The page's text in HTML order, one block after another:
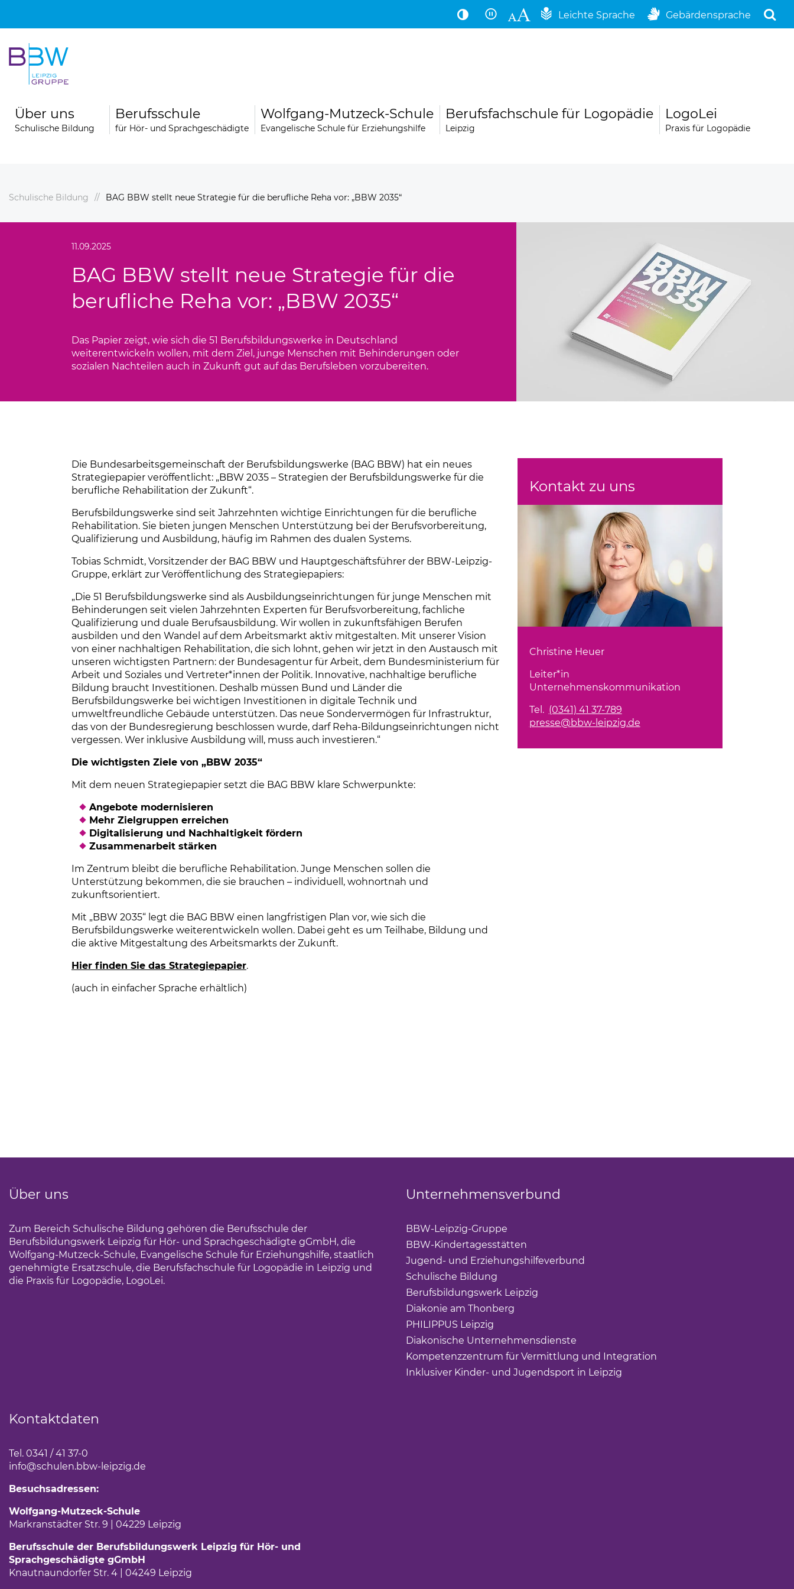
Leichte Sprache Gebärdensprache
Über uns
Schulische Bildung
Berufsschule
für Hör- und Sprachgeschädigte
Wolfgang-Mutzeck-Schule
Evangelische Schule für Erziehungshilfe
Berufsfachschule für Logopädie
Leipzig
Berufsfachschule für Logopädie
Infomaterial
Bewerbung
LogoLei
Praxis für Logopädie
LogoLei
Links
Schulische Bildung BAG BBW stellt neue Strategie für die berufliche Reha vor: „BBW 2035“
11.09.2025
BAG BBW stellt neue Strategie für die
berufliche Reha vor: „BBW 2035“
Das Papier zeigt, wie sich die 51 Berufsbildungswerke in Deutschland
weiterentwickeln wollen, mit dem Ziel, junge Menschen mit Behinderungen oder
sozialen Nachteilen auch in Zukunft gut auf das Berufsleben vorzubereiten.
Die Bundesarbeitsgemeinschaft der Berufsbildungswerke (BAG BBW) hat ein neues
Strategiepapier veröffentlicht: „BBW 2035 – Strategien der Berufsbildungswerke für die
berufliche Rehabilitation der Zukunft“.
Berufsbildungswerke sind seit Jahrzehnten wichtige Einrichtungen für die berufliche
Rehabilitation. Sie bieten jungen Menschen Unterstützung bei der Berufsvorbereitung,
Qualifizierung und Ausbildung, häufig im Rahmen des dualen Systems.
Tobias Schmidt, Vorsitzender der BAG BBW und Hauptgeschäftsführer der BBW-Leipzig-
Gruppe, erklärt zur Veröffentlichung des Strategiepapiers:
„Die 51 Berufsbildungswerke sind als Ausbildungseinrichtungen für junge Menschen mit
Behinderungen seit vielen Jahrzehnten Experten für Berufsvorbereitung, fachliche
Qualifizierung und duale Berufsausbildung. Wir wollen in zukunftsfähigen Berufen
ausbilden und den Wandel auf dem Arbeitsmarkt aktiv mitgestalten. Mit unserer Vision
von einer nachhaltigen Rehabilitation, die sich lohnt, gehen wir jetzt in den Austausch mit
unseren wichtigsten Partnern: der Bundesagentur für Arbeit, dem Bundesministerium für
Arbeit und Soziales und Vertreter*innen der Politik. Innovative, nachhaltige berufliche
Bildung braucht Investitionen. Deshalb müssen Bund und Länder die
Berufsbildungswerke bei wichtigen Investitionen in digitale Technik und
umweltfreundliche Gebäude unterstützen. Das neue Sondervermögen für Infrastruktur,
das von der Bundesregierung beschlossen wurde, darf Reha-Bildungseinrichtungen nicht
vergessen. Wer inklusive Ausbildung will, muss auch investieren.“
Die wichtigsten Ziele von „BBW 2035“
Mit dem neuen Strategiepapier setzt die BAG BBW klare Schwerpunkte:
Angebote modernisieren
Mehr Zielgruppen erreichen
Digitalisierung und Nachhaltigkeit fördern
Zusammenarbeit stärken
Im Zentrum bleibt die berufliche Rehabilitation. Junge Menschen sollen die
Unterstützung bekommen, die sie brauchen – individuell, wohnortnah und
zukunftsorientiert.
Mit „BBW 2035“ legt die BAG BBW einen langfristigen Plan vor, wie sich die
Berufsbildungswerke weiterentwickeln wollen. Dabei geht es um Teilhabe, Bildung und
die aktive Mitgestaltung des Arbeitsmarkts der Zukunft.
Hier finden Sie das Strategiepapier(Link öffnet einen neuen Tab)
.
(auch in einfacher Sprache erhältlich)
Kontakt zu uns
Christine Heuer
Leiter*in
Unternehmenskommunikation
Tel. (0341) 41 37-789
presse@bbw-leipzig.de
Über uns
Zum Bereich Schulische Bildung gehören die Berufsschule der
Berufsbildungswerk Leipzig für Hör- und Sprachgeschädigte gGmbH, die
Wolfgang-Mutzeck-Schule, Evangelische Schule für Erziehungshilfe, staatlich
genehmigte Ersatzschule, die Berufsfachschule für Logopädie in Leipzig und
die Praxis für Logopädie, LogoLei.
Unternehmensverbund
BBW-Leipzig-Gruppe
BBW-Kindertagesstätten
Jugend- und Erziehungshilfeverbund
Schulische Bildung
Berufsbildungswerk Leipzig
Diakonie am Thonberg
PHILIPPUS Leipzig
Diakonische Unternehmensdienste
Kompetenzzentrum für Vermittlung und Integration
Inklusiver Kinder- und Jugendsport in Leipzig
Kontaktdaten
Tel. 0341 / 41 37-0
info@schulen.bbw-leipzig.de
Besuchsadressen:
Wolfgang-Mutzeck-Schule
Markranstädter Str. 9 | 04229 Leipzig
Berufsschule der Berufsbildungswerk Leipzig für Hör- und
Sprachgeschädigte gGmbH
Knautnaundorfer Str. 4 | 04249 Leipzig